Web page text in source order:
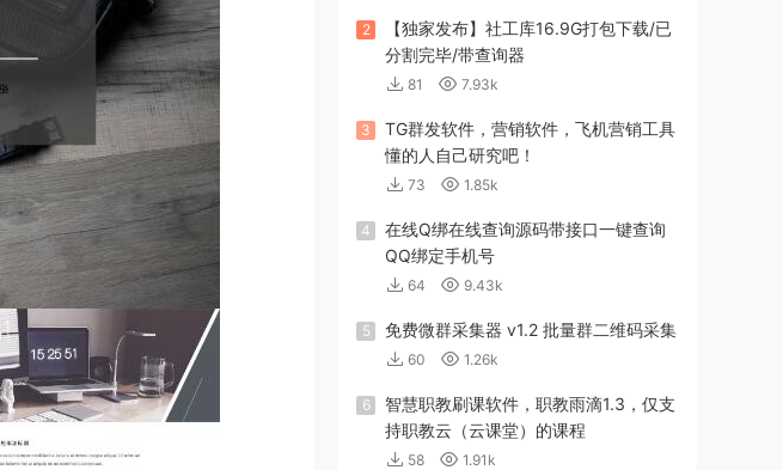
2
【独家发布】社工库16.9G打包下载/已
分割完毕/带查询器
81 7.93k
3
TG群发软件，营销软件，飞机营销工具
懂的人自己研究吧！
73 1.85k
4
在线Q绑在线查询源码带接口一键查询
QQ绑定手机号
64 9.43k
5 免费微群采集器 v1.2 批量群二维码采集
60 1.26k
6
智慧职教刷课软件，职教雨滴1.3，仅支
持职教云（云课堂）的课程
58 1.91k